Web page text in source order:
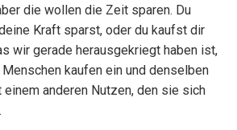
die wollen die Zeit sparen. Du
Kraft sparst, oder du kaufst dir
wir gerade herausgekriegt haben ist,
kaufen ein und denselben
einem anderen Nutzen, den sie sich